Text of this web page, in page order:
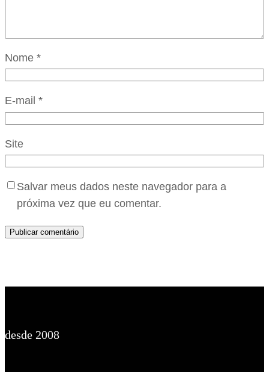
Nome *
E-mail *
Site
Salvar meus dados neste navegador para a
próxima vez que eu comentar.
desde 2008